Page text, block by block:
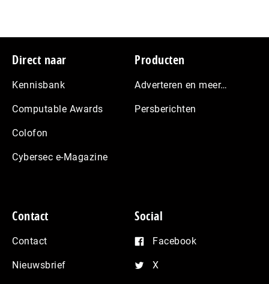
Footer
Direct naar
Kennisbank
Computable Awards
Colofon
Cybersec e-Magazine
Producten
Adverteren en meer…
Persberichten
Contact
Contact
Nieuwsbrief
Social
Facebook
X